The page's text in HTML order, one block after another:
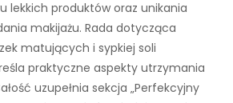
lekkich produktów oraz unikania
makijażu. Rada dotycząca
matujących i sypkiej soli
praktyczne aspekty utrzymania
uzupełnia sekcja „Perfekcyjny